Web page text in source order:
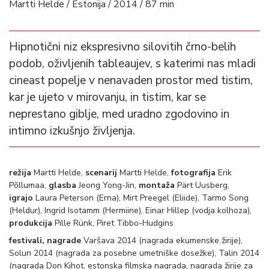
Martti Helde / Estonija / 2014 / 87 min
Hipnotični niz ekspresivno silovitih črno-belih
podob, oživljenih tableaujev, s katerimi nas mladi
cineast popelje v nenavaden prostor med tistim,
kar je ujeto v mirovanju, in tistim, kar se
neprestano giblje, med uradno zgodovino in
intimno izkušnjo življenja.
režija Martti Helde, scenarij Martti Helde,fotografija Erik
Põllumaa, glasbaJeong Yong-Jin, montaža Pärt Uusberg,
igrajo Laura Peterson (Erna), Mirt Preegel (Eliide), Tarmo Song
(Heldur), Ingrid Isotamm (Hermiine), Einar Hillep (vodja kolhoza),
produkcija Pille Rünk, Piret Tibbo-Hudgins
festivali, nagrade Varšava 2014 (nagrada ekumenske žirije),
Solun 2014 (nagrada za posebne umetniške dosežke), Talin 2014
(nagrada Don Kihot, estonska filmska nagrada, nagrada žirije za